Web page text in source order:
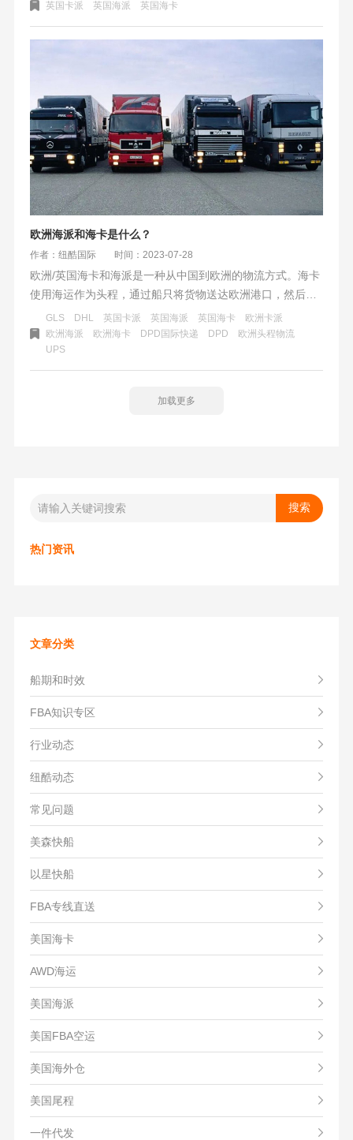
式的不同，海派可能会略微昂贵一些，因为快递服务通常比
英国卡派 英国海派 英国海卡
欧洲海派和海卡是什么？
作者：纽酷国际 时间：2023-07-28
欧洲/英国海卡和海派是一种从中国到欧洲的物流方式。海卡
使用海运作为头程，通过船只将货物送达欧洲港口，然后使
用卡车将货物运输到亚马逊仓库或私人/商业地址。海派同样
使用海运作为头程，但后程使用快递服务将货物送达亚马逊
仓库。具体路线是从中国盐田出发，抵达英国费利斯托港或
比利时的列日港口，然后再转运到亚马逊仓库或海外仓库。
GLS DHL 英国卡派 英国海派 英国海卡
欧洲卡派
欧洲海派
欧洲海卡 DPD国际快递 DPD
欧洲头程物流
UPS
加载更多
热门资讯
文章分类
船期和时效
FBA知识专区
行业动态
纽酷动态
常见问题
美森快船
以星快船
FBA专线直送
美国海卡
AWD海运
美国海派
美国FBA空运
美国海外仓
美国尾程
一件代发